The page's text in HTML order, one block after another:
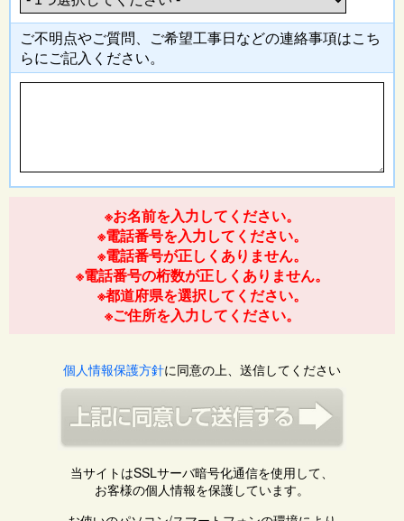
ご不明点やご質問、ご希望工事日などの連絡事項はこち
らにご記入 ください。
※お名前を入力してください。
※電話番号を入力してください。
※電話番号が正しくありません。
※電話番号の桁数が正しくありません。
※都道府県を選択してください。
※ご住所を入力してください。
個人情報保護方針に同意の上、送信してください
当サイトはSSLサーバ暗号化通信を使用して、
お客様の個人情報を保護しています。